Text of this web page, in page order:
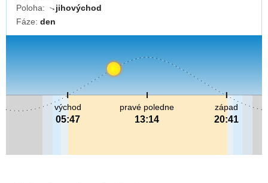
Poloha:
↓jihovýchod
Fáze: den
pravé poledne
13:14
východ
05:47
západ
20:41